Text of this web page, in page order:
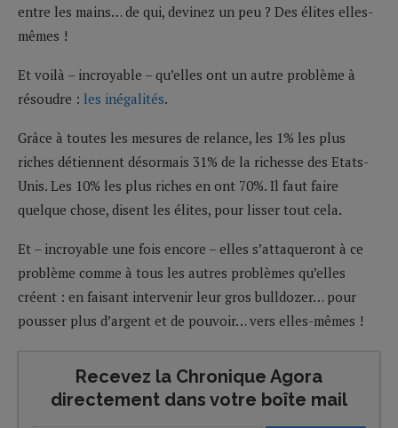
entre les mains… de qui, devinez un peu ? Des élites elles-
mêmes !
Et voilà – incroyable – qu’elles ont un autre problème à
résoudre : les inégalités.
Grâce à toutes les mesures de relance, les 1% les plus
riches détiennent désormais 31% de la richesse des Etats-
Unis. Les 10% les plus riches en ont 70%. Il faut faire
quelque chose, disent les élites, pour lisser tout cela.
Et – incroyable une fois encore – elles s’attaqueront à ce
problème comme à tous les autres problèmes qu’elles
créent : en faisant intervenir leur gros bulldozer… pour
pousser plus d’argent et de pouvoir… vers elles-mêmes !
Recevez la Chronique Agora
directement dans votre boîte mail